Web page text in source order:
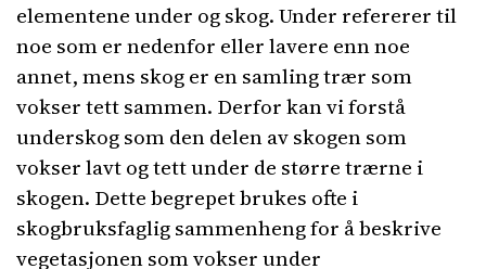
elementene under og skog. Under refererer til
noe som er nedenfor eller lavere enn noe
annet, mens skog er en samling trær som
vokser tett sammen. Derfor kan vi forstå
underskog som den delen av skogen som
vokser lavt og tett under de større trærne i
skogen. Dette begrepet brukes ofte i
skogbruksfaglig sammenheng for å beskrive
vegetasjonen som vokser under